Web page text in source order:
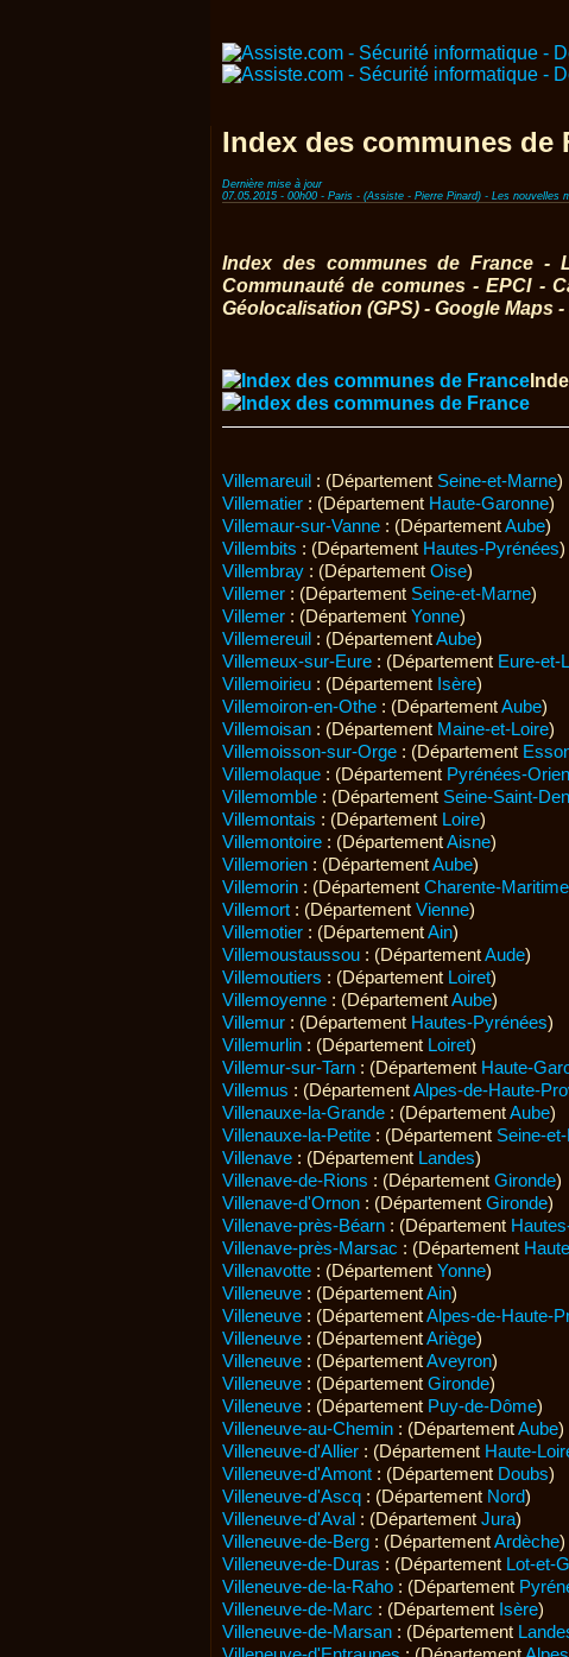
Index des communes de
Dernière mise à jour
07.05.2015 - 00h00 - Paris - (Assiste - Pierre Pinard) - Les
Index des communes de France -
Communauté de comunes - EPCI -
Géolocalisation (GPS) - Google Maps -
Villemareuil : (Département Seine-et-Marne)
Villematier : (Département Haute-Garonne)
Villemaur-sur-Vanne : (DépartementAube)
Villembits : (Département Hautes-Pyrénées)
Villembray : (Département Oise)
Villemer : (Département Seine-et-Marne)
Villemer : (Département Yonne)
Villemereuil : (DépartementAube)
Villemeux-sur-Eure : (Département Eure-et-
Villemoirieu : (Département Isère)
Villemoiron-en-Othe : (DépartementAube)
Villemoisan : (Département Maine-et-Loire)
Villemoisson-sur-Orge : (Département
Villemolaque : (Département Pyrénées-
Villemomble : (Département Seine-Saint-
Villemontais : (Département Loire)
Villemontoire : (DépartementAisne)
Villemorien : (DépartementAube)
Villemorin : (Département Charente-Maritime
Villemort : (Département Vienne)
Villemotier : (DépartementAin)
Villemoustaussou : (DépartementAude)
Villemoutiers : (Département Loiret)
Villemoyenne : (DépartementAube)
Villemur : (Département Hautes-Pyrénées)
Villemurlin : (Département Loiret)
Villemur-sur-Tarn : (Département Haute-
Villemus : (DépartementAlpes-de-Haute-
Villenauxe-la-Grande : (DépartementAube)
Villenauxe-la-Petite : (Département Seine-
Villenave : (Département Landes)
Villenave-de-Rions : (Département Gironde)
Villenave-d'Ornon : (Département Gironde)
Villenave-près-Béarn : (Département
Villenave-près-Marsac : (Département
Villenavotte : (Département Yonne)
Villeneuve : (DépartementAin)
Villeneuve : (DépartementAlpes-de-Haute-
Villeneuve : (DépartementAriège)
Villeneuve : (DépartementAveyron)
Villeneuve : (Département Gironde)
Villeneuve : (Département Puy-de-Dôme)
Villeneuve-au-Chemin : (DépartementAube)
Villeneuve-d'Allier : (Département Haute-
Villeneuve-d'Amont : (Département Doubs)
Villeneuve-d'Ascq : (Département Nord)
Villeneuve-d'Aval : (Département Jura)
Villeneuve-de-Berg : (DépartementArdèche)
Villeneuve-de-Duras : (Département Lot-et-
Villeneuve-de-la-Raho : (Département
Villeneuve-de-Marc : (Département Isère)
Villeneuve-de-Marsan : (Département